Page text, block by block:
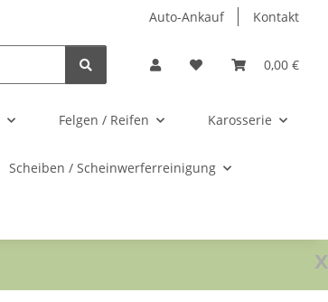
Auto-Ankauf Kontakt
0,00 €
Felgen / Reifen Karosserie
Scheiben / Scheinwerferreinigung
x